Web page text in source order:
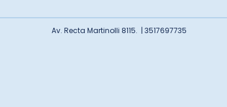
Av. Recta Martinolli 8115. | 3517697735